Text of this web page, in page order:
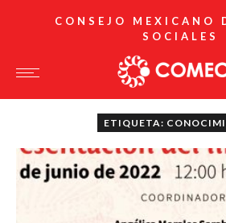
CONSEJO MEXICANO
SOCIALES
ETIQUETA: